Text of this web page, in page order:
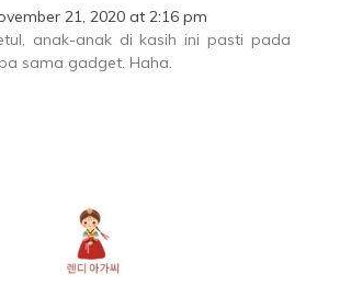
21, 2020 at 2:16 pm
anak-anak di kasih ini pasti pada
sama gadget. Haha.